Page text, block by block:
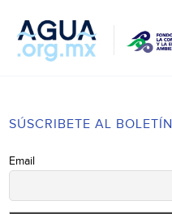
SÚSCRIBETE AL BOLETÍN
Email